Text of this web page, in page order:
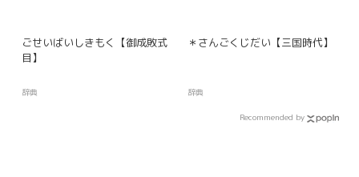
ごせいばいしきもく【御成敗式
目】
辞典
＊さんごくじだい【三国時代】
辞典
Recommended by